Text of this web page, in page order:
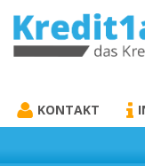
KREDIT1A.DE
KONTAKT